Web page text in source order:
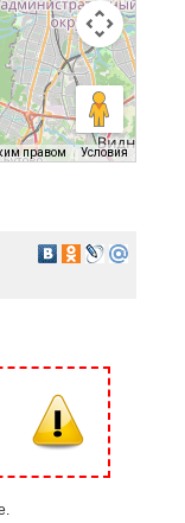
правом Условия